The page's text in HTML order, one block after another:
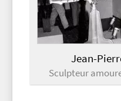
Jean-
Sculpteur